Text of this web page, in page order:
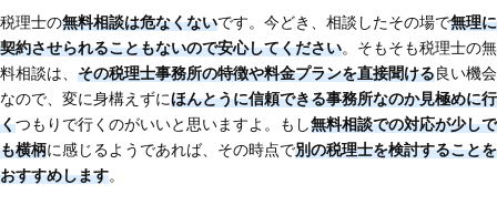
税理士の無料相談は危なくないです。今どき、相談したその場で無理に
契約させられることもないので安心してください。そもそも税理士の無
料相談は、 その税理士事務所の特徴や料金プランを直接聞ける良い機会
なので、変に身構えずにほんとうに信頼できる事務所なのか見極めに行
くつもりで行くのがいいと思いますよ。もし無料相談での対応が少しで
も横柄に感じるようであれば、その時点で別の税理士を検討することを
おすすめします。